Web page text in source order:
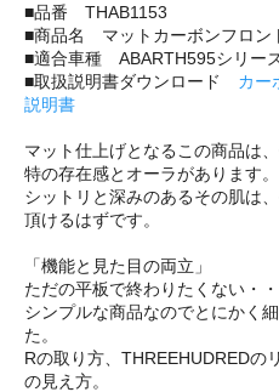
■品番 THAB1153
■商品名 マットカーボンフロン
■適合車種 ABARTH595シリー
■取扱説明書ダウンロード カー
説明書
マット仕上げとなるこの商品は
特の存在感とオーラがあります。
シットリと深みのあるその肌は
頂けるはずです。
「機能と見た目の両立」
ただの平板で終わりたくない・・
シンプルな商品なのでとにかく
た。
Rの取り方、THREEHUDREDの
の見え方。